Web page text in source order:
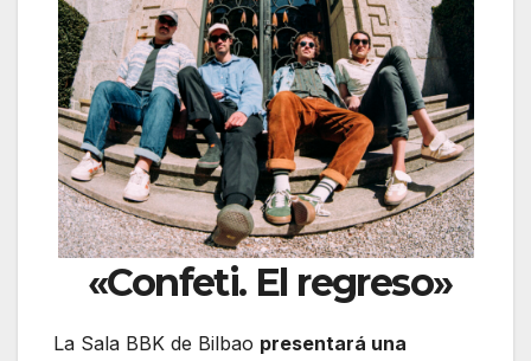
«Confeti. El regreso»
La Sala BBK de Bilbao presentará una